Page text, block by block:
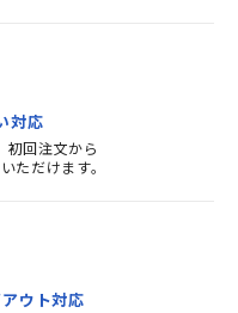
対応
初回注文から
ただけます。
ウト対応